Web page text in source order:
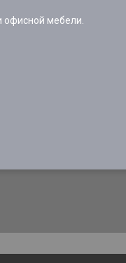
офисной мебели.